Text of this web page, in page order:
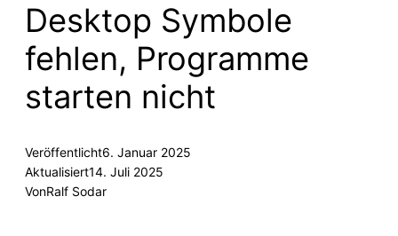
Desktop Symbole
fehlen, Programme
starten nicht
Veröffentlicht6. Januar 2025
Aktualisiert14. Juli 2025
VonRalf Sodar